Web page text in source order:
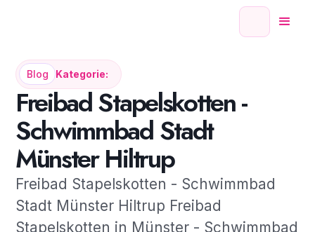
Blog Kategorie:
Freibad Stapelskotten -
Schwimmbad Stadt
Münster Hiltrup
Freibad Stapelskotten - Schwimmbad
Stadt Münster Hiltrup Freibad
Stapelskotten in Münster - Schwimmbad